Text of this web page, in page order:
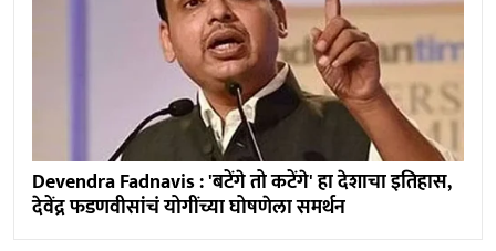
Devendra Fadnavis : 'बटेंगे तो कटेंगे' हा देशाचा इतिहास,
देवेंद्र फडणवीसांचं योगींच्या घोषणेला समर्थन